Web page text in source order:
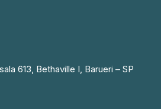
613, Bethaville I, Barueri – SP